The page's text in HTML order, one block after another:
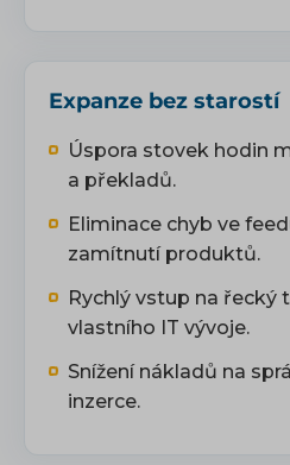
Expanze bez starostí
Úspora stovek hodin
a překladů.
Eliminace chyb ve
zamítnutí produktů.
Rychlý vstup na řecký
vlastního IT vývoje.
Snížení nákladů na
inzerce.